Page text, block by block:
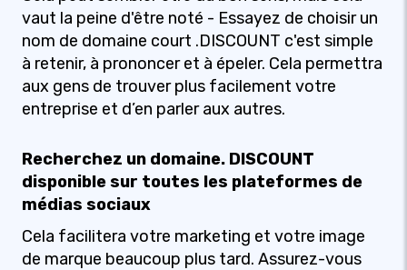
vaut la peine d'être noté - Essayez de choisir un
nom de domaine court .DISCOUNT c'est simple
à retenir, à prononcer et à épeler. Cela permettra
aux gens de trouver plus facilement votre
entreprise et d’en parler aux autres.
Recherchez un domaine. DISCOUNT
disponible sur toutes les plateformes de
médias sociaux
Cela facilitera votre marketing et votre image
de marque beaucoup plus tard. Assurez-vous